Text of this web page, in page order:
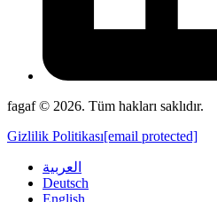
fagaf © 2026. Tüm hakları saklıdır.
Gizlilik Politikası[email protected]
العربية
Deutsch
English